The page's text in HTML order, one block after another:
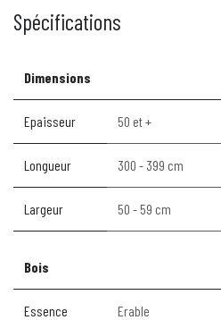
Spécifications
Dimensions
Epaisseur 50 et +
Longueur 300 - 399 cm
Largeur 50 - 59 cm
Bois
Essence Erable